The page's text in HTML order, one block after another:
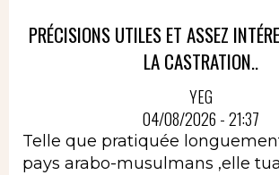
PRÉCISIONS UTILES ET ASSEZ
LA CASTRATION..
YEG
04/08/2026 - 21:37
Telle que pratiquée
pays arabo-musulmans ,elle